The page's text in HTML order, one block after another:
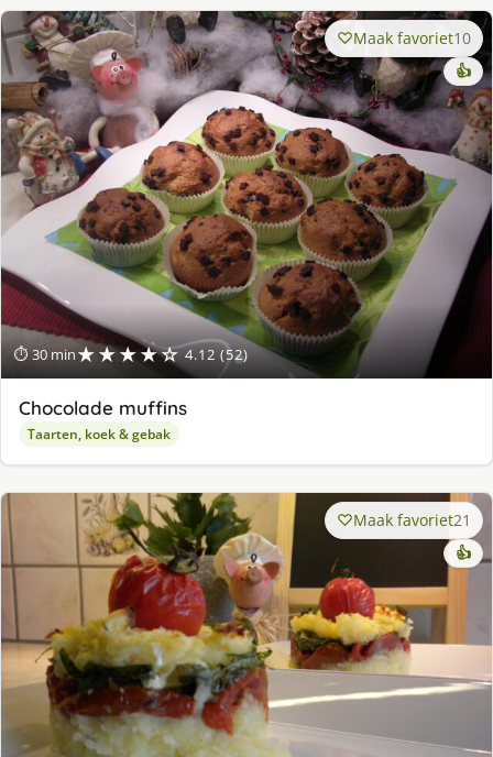
⏱ 30 min★★★★☆ 4.12 (52)
Maak favoriet10
👍
Chocolade muffins
Taarten, koek & gebak
Maak favoriet21
👍